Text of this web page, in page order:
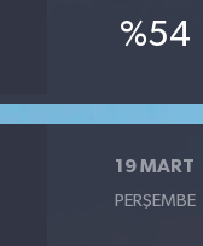
%54
19 MART
PERŞEMBE